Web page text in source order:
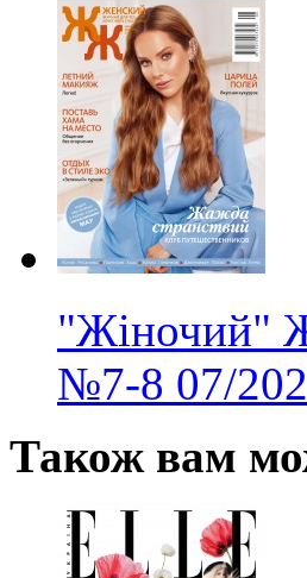
"Жіночий"
№7-8 07/
Також вам